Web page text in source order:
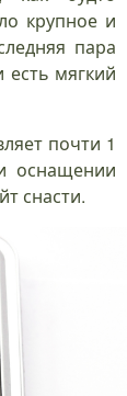
крупное и
пара
мягкий
почти 1
оснащении
снасти.